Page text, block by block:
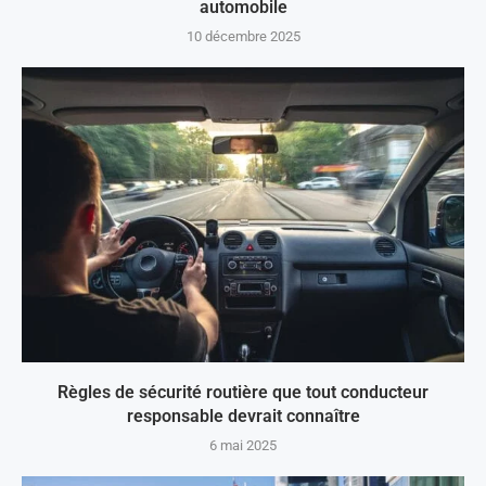
automobile
10 décembre 2025
Règles de sécurité routière que tout conducteur
responsable devrait connaître
6 mai 2025